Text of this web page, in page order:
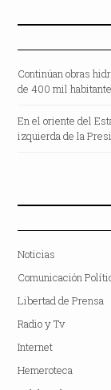
Continúan obras
de 400 mil
En el oriente del
izquierda de la
Noticias
Comunicación
Libertad de Prensa
Radio y Tv
Internet
Hemeroteca